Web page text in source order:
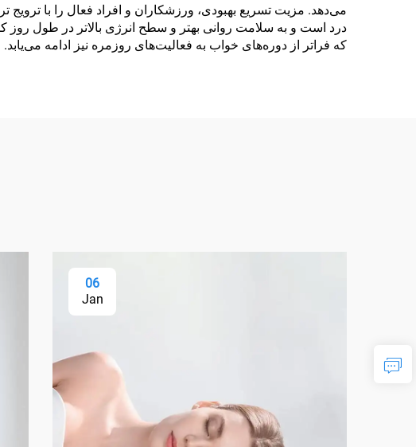
می‌دهد. مزیت تسریع بهبودی، ورزشکاران و افراد فعال را با
درد است و به سلامت روانی بهتر و سطح انرژی بالاتر در طول
که فراتر از دوره‌های خواب به فعالیت‌های روزمره نیز ادامه می‌یابد.
06
Jan